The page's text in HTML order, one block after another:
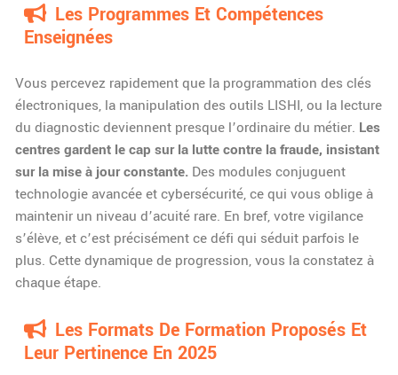
Les Programmes Et Compétences
Enseignées
Vous percevez rapidement que la programmation des clés
électroniques, la manipulation des outils LISHI, ou la lecture
du diagnostic deviennent presque l’ordinaire du métier. Les
centres gardent le cap sur la lutte contre la fraude, insistant
sur la mise à jour constante. Des modules conjuguent
technologie avancée et cybersécurité, ce qui vous oblige à
maintenir un niveau d’acuité rare. En bref, votre vigilance
s’élève, et c’est précisément ce défi qui séduit parfois le
plus. Cette dynamique de progression, vous la constatez à
chaque étape.
Les Formats De Formation Proposés Et
Leur Pertinence En 2025